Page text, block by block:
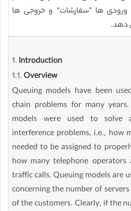
ورودی ها “سفارشات” و خروجی ها
دهد.
1. Introduction
1.1.Overview
Queuing models have been
chain problems for many
models were used to solve
interference problems, i.e., how
needed to be assigned to
how many telephone
traffic calls. Queuing models are
concerning the number of
of the customers. Clearly, if the